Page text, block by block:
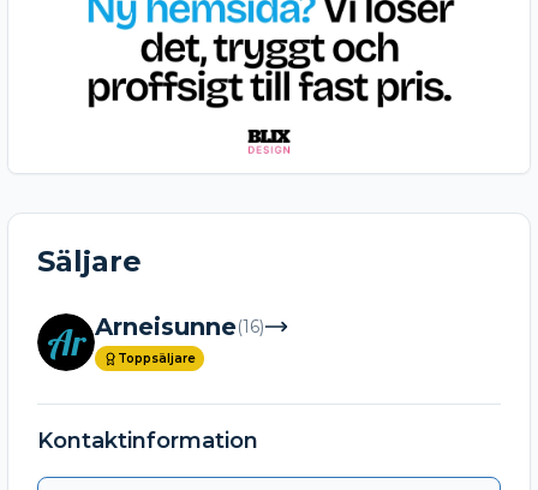
Säljare
Ar Arneisunne(16)
Toppsäljare
Kontaktinformation